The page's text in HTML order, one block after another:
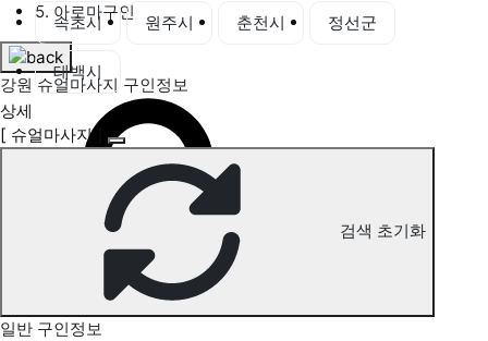
5. 아로마구인
강원 슈얼마사지 구인정보
속초시 원주시 춘천시 정선군
태백시
상세
[ 슈얼마사지 ]
검색 초기화
일반 구인정보